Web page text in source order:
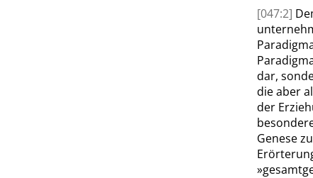
[047:2]
dar,
die aber
der
Genese
»